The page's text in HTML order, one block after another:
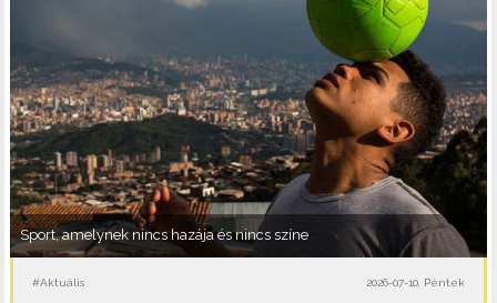
Sport, amelynek nincs hazája és nincs színe
#Aktuális 2026-07-10, Péntek